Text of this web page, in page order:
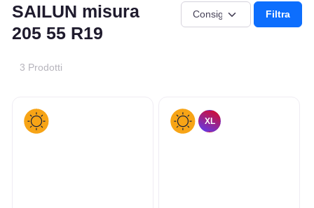
SAILUN misura
205 55 R19
Filtra
3 Prodotti
XL